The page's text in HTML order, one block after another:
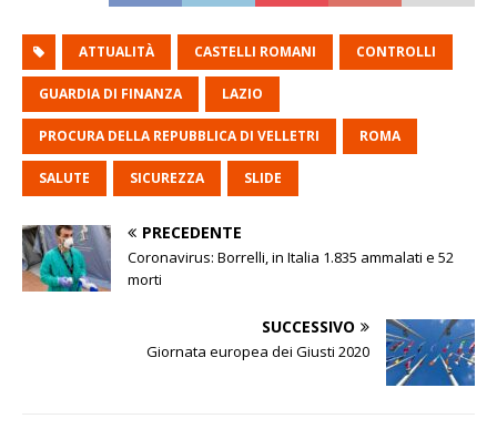
ATTUALITÀ CASTELLI ROMANI CONTROLLI
GUARDIA DI FINANZA LAZIO
PROCURA DELLA REPUBBLICA DI VELLETRI ROMA
SALUTE SICUREZZA SLIDE
PRECEDENTE
Coronavirus: Borrelli, in Italia 1.835 ammalati e 52
morti
SUCCESSIVO
Giornata europea dei Giusti 2020